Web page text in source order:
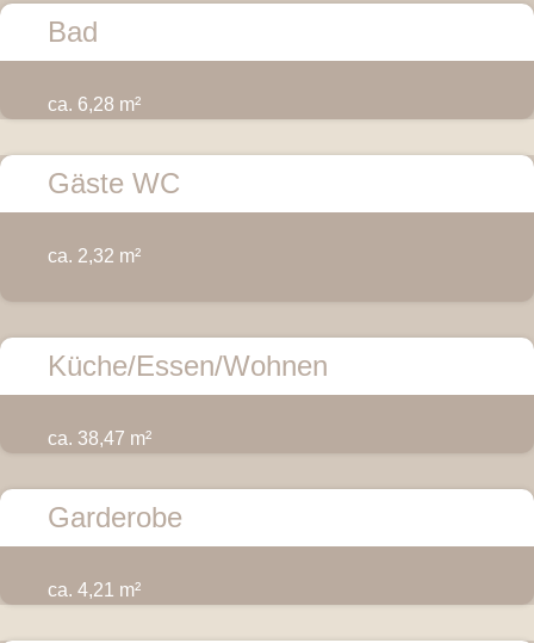
Bad
ca. 6,28 m²
Gäste WC
ca. 2,32 m²
Küche/Essen/Wohnen
ca. 38,47 m²
Garderobe
ca. 4,21 m²